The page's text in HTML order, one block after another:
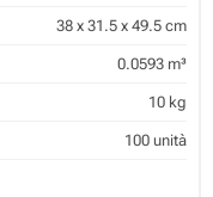
38 x 31.5 x 49.5 cm
0.0593 m³
10 kg
100 unità